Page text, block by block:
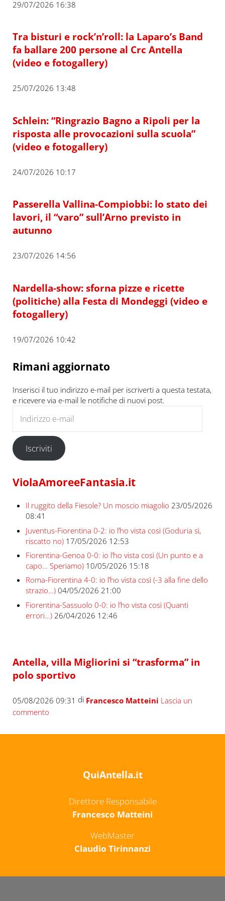
29/07/2026 16:38
Tra bisturi e rock’n’roll: la Laparo’s Band
fa ballare 200 persone al Crc Antella
(video e fotogallery)
25/07/2026 13:48
Schlein: “Ringrazio Bagno a Ripoli per la
risposta alle provocazioni sulla scuola”
(video e fotogallery)
24/07/2026 10:17
Passerella Vallina-Compiobbi: lo stato dei
lavori, il “varo” sull’Arno previsto in
autunno
23/07/2026 14:56
Nardella-show: sforna pizze e ricette
(politiche) alla Festa di Mondeggi (video e
fotogallery)
19/07/2026 10:42
Rimani aggiornato
Inserisci il tuo indirizzo e-mail per iscriverti a questa testata,
e ricevere via e-mail le notifiche di nuovi post.
Iscriviti
ViolaAmoreeFantasia.it
Il ruggito della Fiesole? Un moscio miagolio 23/05/2026
08:41
Juventus-Fiorentina 0-2: io l’ho vista così (Goduria sì,
riscatto no) 17/05/2026 12:53
Fiorentina-Genoa 0-0: io l’ho vista così (Un punto e a
capo… Speriamo) 10/05/2026 15:18
Roma-Fiorentina 4-0: io l’ho vista così (-3 alla fine dello
strazio…) 04/05/2026 21:00
Fiorentina-Sassuolo 0-0: io l’ho vista così (Quanti
errori…) 26/04/2026 12:46
Antella, villa Migliorini si “trasforma” in
polo sportivo
05/08/2026 09:31 di Francesco Matteini Lascia un
commento
QuiAntella.it
Direttore Responsabile
Francesco Matteini
WebMaster
Claudio Tirinnanzi